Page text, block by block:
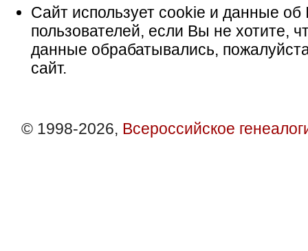
Сайт использует cookie и данные об
пользователей, если Вы не хотите,
данные обрабатывались,
сайт.
© 1998-2026, Всероссийское